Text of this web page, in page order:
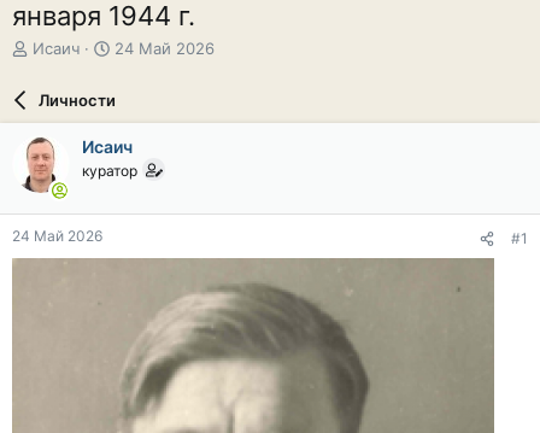
января 1944 г.
А
о
р
т
е
м
ы
Исаич
Д
а
а
ч
л
24 Май 2026
Личности
Исаич
куратор
24 Май 2026 #1